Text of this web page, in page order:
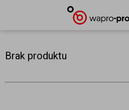
Brak produktu